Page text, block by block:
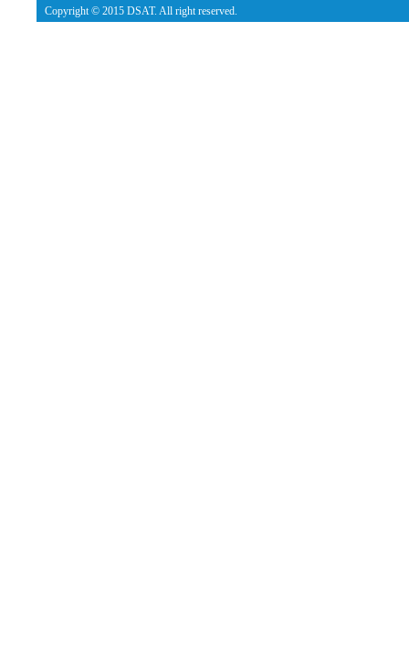
Copyright © 2015 DSAT. All right reserved.